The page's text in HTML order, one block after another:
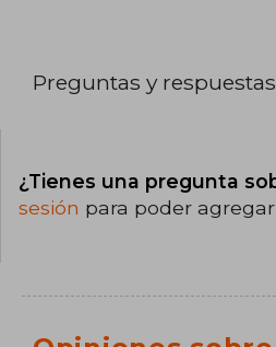
Preguntas y
¿Tienes una pregunta
sesión para poder